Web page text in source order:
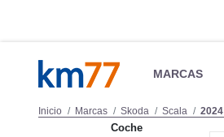
MARCAS
Inicio Marcas Skoda Scala 2024
Coche